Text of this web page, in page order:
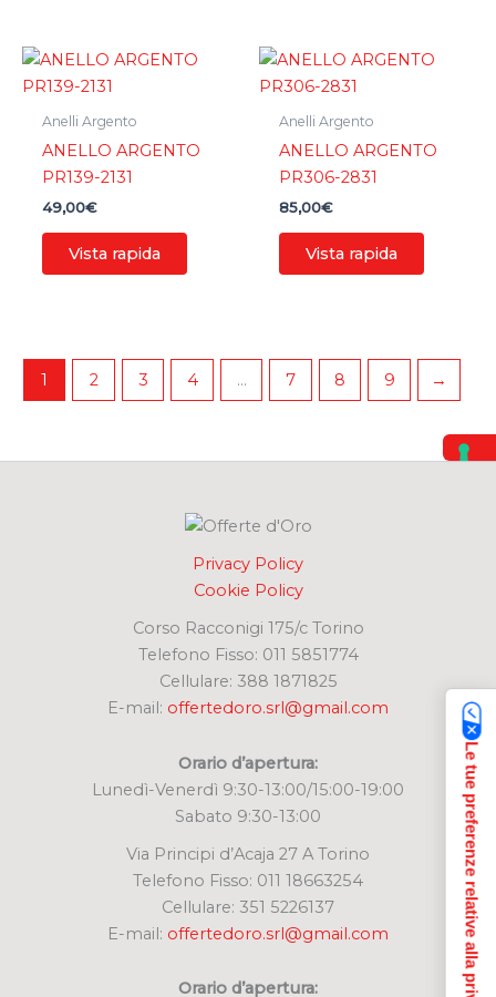
Anelli Argento
ANELLO ARGENTO
PR139-2131
49,00€
Vista rapida
Anelli Argento
ANELLO ARGENTO
PR306-2831
85,00€
Vista rapida
1 2 3 4 … 7 8 9 →
Privacy Policy
Cookie Policy
Corso Racconigi 175/c Torino
Telefono Fisso: 011 5851774
Cellulare: 388 1871825
E-mail: offertedoro.srl@gmail.com
Orario d’apertura:
Lunedì-Venerdì 9:30-13:00/15:00-19:00
Sabato 9:30-13:00
Via Principi d’Acaja 27 A Torino
Telefono Fisso: 011 18663254
Cellulare: 351 5226137
E-mail: offertedoro.srl@gmail.com
Orario d’apertura: Le tue preferenze relative alla privacy